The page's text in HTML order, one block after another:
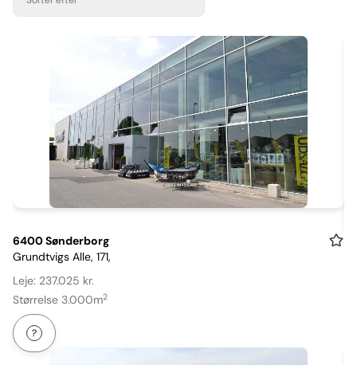
Item
1
of
12
6400 Sønderborg
Grundtvigs Alle, 171,
Leje: 237.025 kr.
Størrelse 3.000m2